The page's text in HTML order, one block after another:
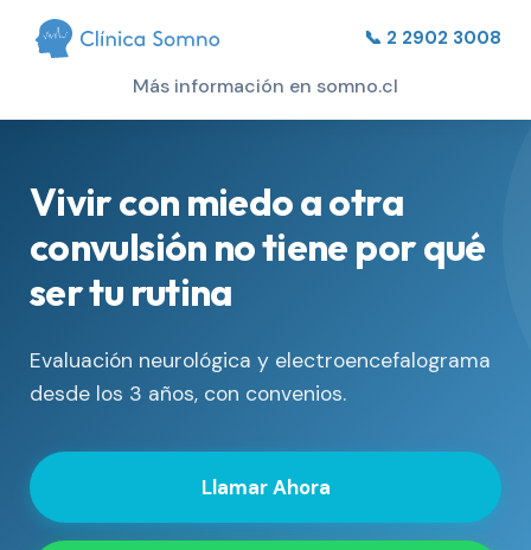
📞 2 2902 3008
Más información en somno.cl
Vivir con miedo a otra
convulsión no tiene por qué
ser tu rutina
Evaluación neurológica y electroencefalograma
desde los 3 años, con convenios.
Llamar Ahora